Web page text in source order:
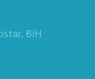
BiH